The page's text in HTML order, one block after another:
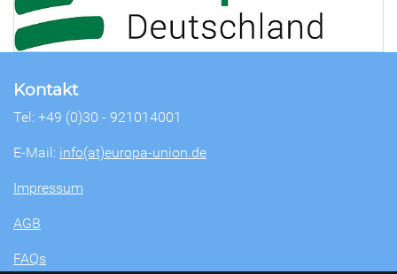
Kontakt
Tel: +49 (0)30 - 921014001
E-Mail: info(at)europa-union.de
Impressum
AGB
FAQs